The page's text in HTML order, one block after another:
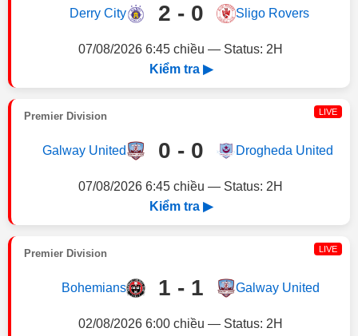
Derry City 2 - 0 Sligo Rovers
07/08/2026 6:45 chiều — Status: 2H
Kiểm tra ▶
Premier Division LIVE
Galway United 0 - 0 Drogheda United
07/08/2026 6:45 chiều — Status: 2H
Kiểm tra ▶
Premier Division LIVE
Bohemians 1 - 1 Galway United
02/08/2026 6:00 chiều — Status: 2H